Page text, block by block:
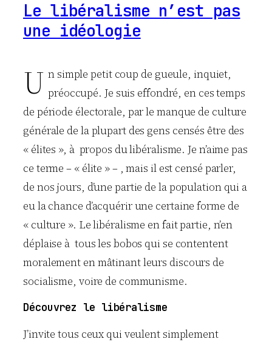
Le libéralisme n’est pas
une idéologie
U n simple petit coup de gueule, inquiet,
préoccupé. Je suis effondré, en ces temps
de période électorale, par le manque de culture
générale de la plupart des gens censés être des
« élites », à propos du libéralisme. Je n’aime pas
ce terme – « élite » – , mais il est censé parler,
de nos jours, d’une partie de la population qui a
eu la chance d’acquérir une certaine forme de
« culture ». Le libéralisme en fait partie, n’en
déplaise à tous les bobos qui se contentent
moralement en mâtinant leurs discours de
socialisme, voire de communisme.
Découvrez le libéralisme
J’invite tous ceux qui veulent simplement